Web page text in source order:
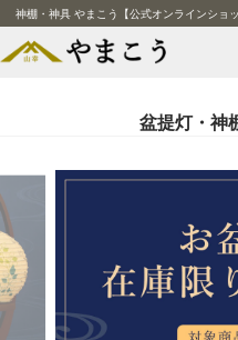
神棚・神具 やまこう【公式オンラインショッ
盆提灯・神